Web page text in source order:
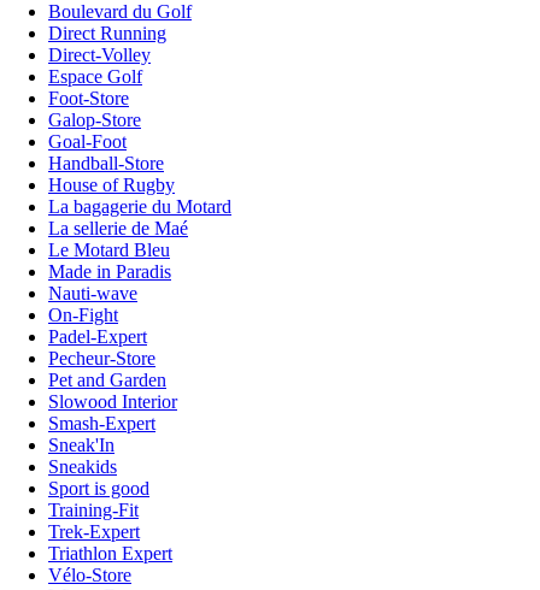
Boulevard du Golf
Direct Running
Direct-Volley
Espace Golf
Foot-Store
Galop-Store
Goal-Foot
Handball-Store
House of Rugby
La bagagerie du Motard
La sellerie de Maé
Le Motard Bleu
Made in Paradis
Nauti-wave
On-Fight
Padel-Expert
Pecheur-Store
Pet and Garden
Slowood Interior
Smash-Expert
Sneak'In
Sneakids
Sport is good
Training-Fit
Trek-Expert
Triathlon Expert
Vélo-Store